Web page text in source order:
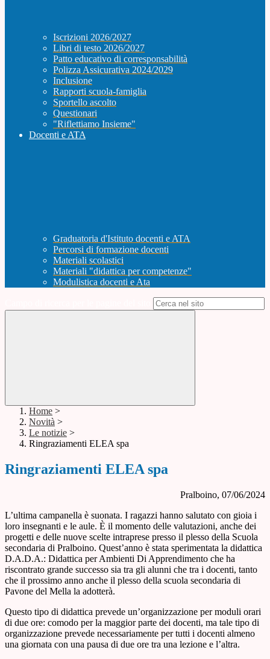
Iscrizioni 2026/2027
Libri di testo 2026/2027
Patto educativo di corresponsabilità
Polizza Assicurativa 2024/2029
Inclusione
Rapporti scuola-famiglia
Sportello ascolto
Questionari
"Riflettiamo Insieme"
Docenti e ATA
Graduatoria d'Istituto docenti e ATA
Percorsi di formazione docenti
Materiali scolastici
Materiali "didattica per competenze"
Modulistica docenti e Ata
Home >
Novità >
Le notizie >
Ringraziamenti ELEA spa
Ringraziamenti ELEA spa
Pralboino, 07/06/2024
L’ultima campanella è suonata. I ragazzi hanno salutato con gioia i
loro insegnanti e le aule. È il momento delle valutazioni, anche dei
progetti e delle nuove scelte intraprese presso il plesso della Scuola
secondaria di Pralboino. Quest’anno è stata sperimentata la didattica
D.A.D.A.: Didattica per Ambienti Di Apprendimento che ha
riscontrato grande successo sia tra gli alunni che tra i docenti, tanto
che il prossimo anno anche il plesso della scuola secondaria di
Pavone del Mella la adotterà.
Questo tipo di didattica prevede un’organizzazione per moduli orari
di due ore: comodo per la maggior parte dei docenti, ma tale tipo di
organizzazione prevede necessariamente per tutti i docenti almeno
una giornata con una pausa di due ore tra una lezione e l’altra.